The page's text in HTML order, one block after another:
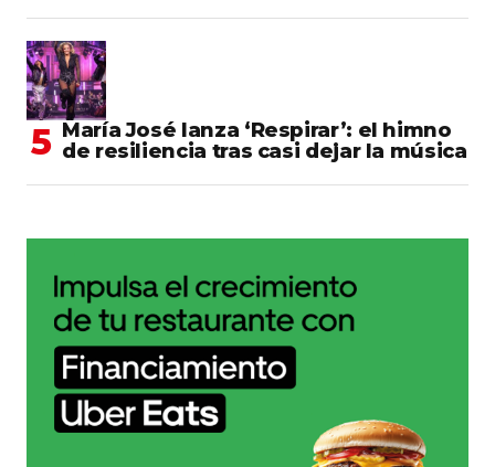
María José lanza ‘Respirar’: el himno
de resiliencia tras casi dejar la música